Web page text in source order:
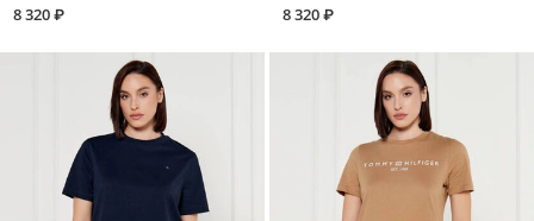
8 320 ₽
8 320 ₽